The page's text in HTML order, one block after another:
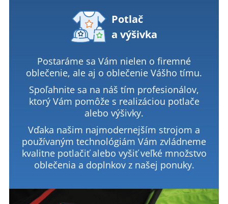
Potlač
a výšivka
Postaráme sa Vám nielen o firemné
oblečenie, ale aj o oblečenie Vášho tímu.
Spoľahnite sa na náš tím profesionálov,
ktorý Vám pomôže s realizáciou potlače
alebo výšivky.
Vďaka našim najmodernejším strojom a
používaným technológiám Vám zvládneme
kvalitne potlačiť alebo vyšiť veľké množstvo
oblečenia a doplnkov z našej ponuky.